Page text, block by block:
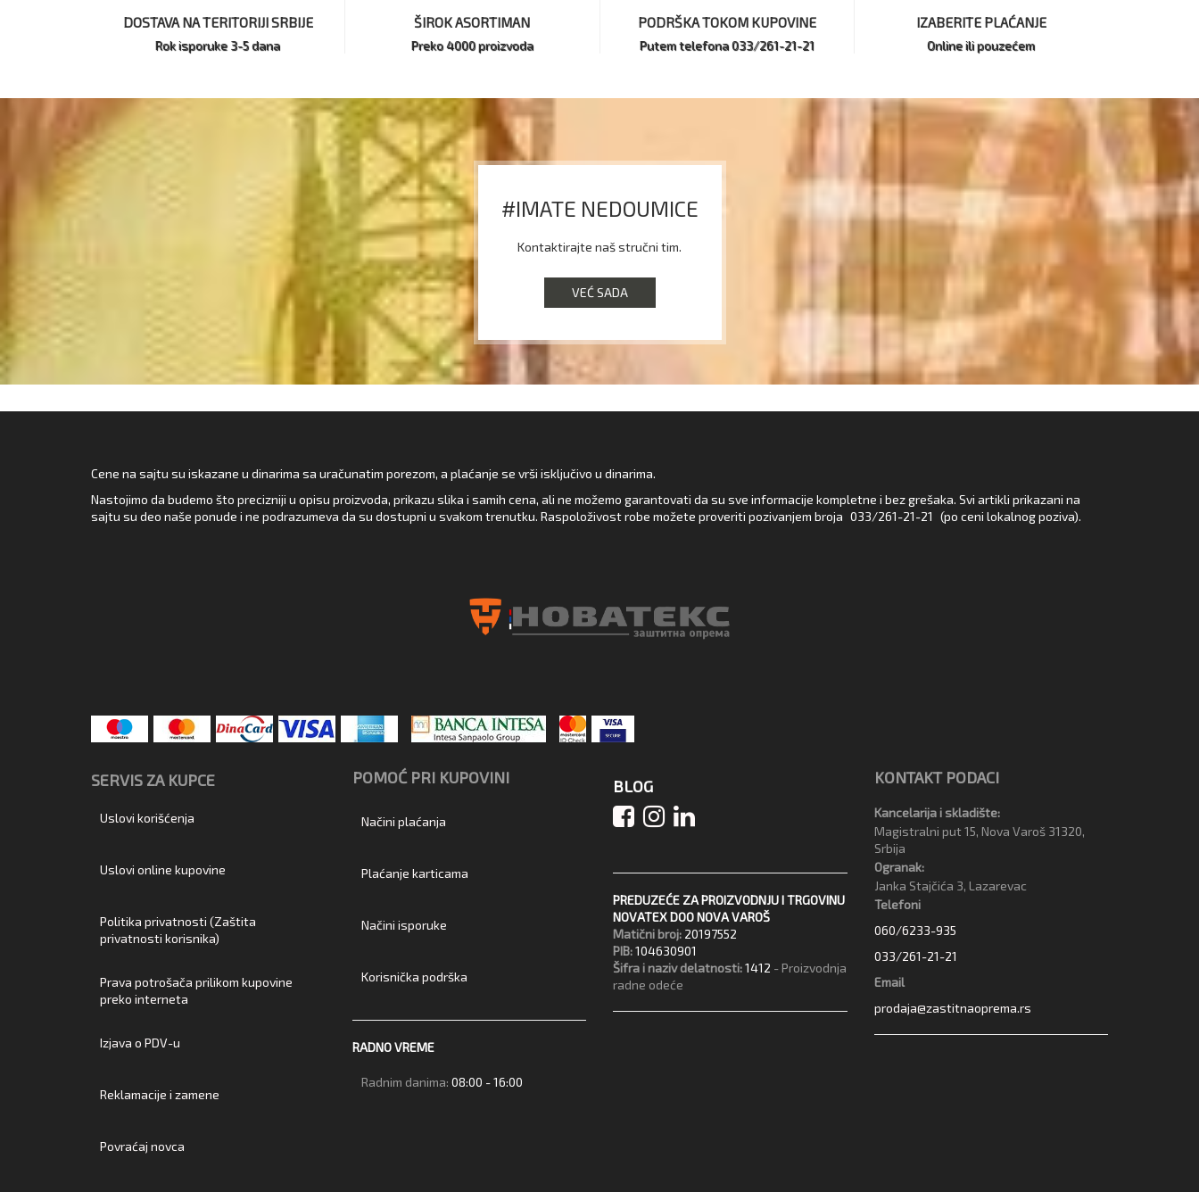
DOSTAVA NA TERITORIJI SRBIJE
Rok isporuke 3-5 dana
ŠIROK ASORTIMAN
Preko 4000 proizvoda
PODRŠKA TOKOM KUPOVINE
Putem telefona 033/261-21-21
IZABERITE PLAĆANJE
Online ili pouzećem
#IMATE NEDOUMICE
Kontaktirajte naš stručni tim.
VEĆ SADA
Cene na sajtu su iskazane u dinarima sa uračunatim porezom, a plaćanje se vrši isključivo u dinarima.
Nastojimo da budemo što precizniji u opisu proizvoda, prikazu slika i samih cena, ali ne možemo garantovati da su sve informacije kompletne i bez grešaka. Svi artikli prikazani na
sajtu su deo naše ponude i ne podrazumeva da su dostupni u svakom trenutku. Raspoloživost robe možete proveriti pozivanjem broja 033/261-21-21 (po ceni lokalnog poziva).
SERVIS ZA KUPCE
Uslovi korišćenja
Uslovi online kupovine
Politika privatnosti (Zaštita
privatnosti korisnika)
Prava potrošača prilikom kupovine
preko interneta
Izjava o PDV-u
Reklamacije i zamene
Povraćaj novca
POMOĆ PRI KUPOVINI
Načini plaćanja
Plaćanje karticama
Načini isporuke
Korisnička podrška
RADNO VREME
Radnim danima: 08:00 - 16:00
BLOG
PREDUZEĆE ZA PROIZVODNJU I TRGOVINU
NOVATEX DOO NOVA VAROŠ
Matični broj: 20197552
PIB:104630901
Šifra i naziv delatnosti:1412 - Proizvodnja
radne odeće
KONTAKT PODACI
Kancelarija i skladište:
Magistralni put 15, Nova Varoš 31320,
Srbija
Ogranak:
Janka Stajčića 3, Lazarevac
Telefoni
060/6233-935
033/261-21-21
Email
prodaja@zastitnaoprema.rs